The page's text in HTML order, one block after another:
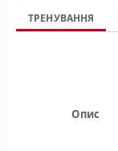
ТРЕНУВАННЯ
Опис